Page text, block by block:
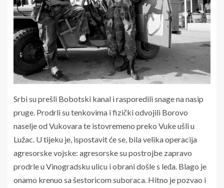
Srbi su prešli Bobotski kanal i rasporedili snage na nasip
pruge. Prodrli su tenkovima i fizički odvojili Borovo
naselje od Vukovara te istovremeno preko Vuke ušli u
Lužac. U tijeku je, ispostavit će se, bila velika operacija
agresorske vojske: agresorske su postrojbe zapravo
prodrle u Vinogradsku ulicu i obrani došle s leđa. Blago je
onamo krenuo sa šestoricom suboraca. Hitno je pozvao i